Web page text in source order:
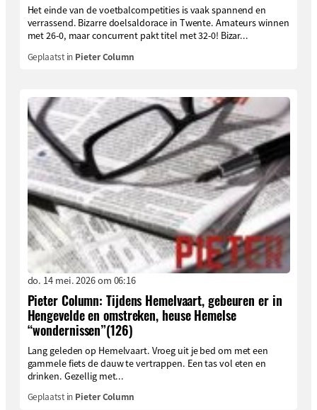
Het einde van de voetbalcompetities is vaak spannend en
verrassend. Bizarre doelsaldorace in Twente. Amateurs winnen
met 26-0, maar concurrent pakt titel met 32-0! Bizar...
Geplaatst in Pieter Column
do. 14 mei. 2026 om 06:16
Pieter Column: Tijdens Hemelvaart, gebeuren er in
Hengevelde en omstreken, heuse Hemelse
“wondernissen”(126)
Lang geleden op Hemelvaart. Vroeg uit je bed om met een
gammele fiets de dauw te vertrappen. Een tas vol eten en
drinken. Gezellig met...
Geplaatst in Pieter Column